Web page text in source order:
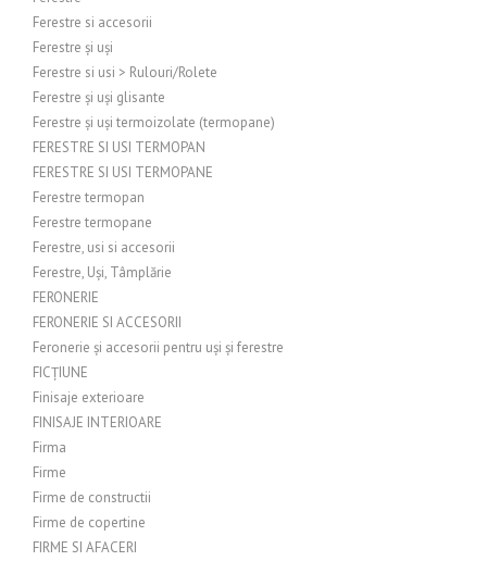
Ferestre si accesorii
Ferestre și uși
Ferestre si usi > Rulouri/Rolete
Ferestre și uși glisante
Ferestre și uși termoizolate (termopane)
FERESTRE SI USI TERMOPAN
FERESTRE SI USI TERMOPANE
Ferestre termopan
Ferestre termopane
Ferestre, usi si accesorii
Ferestre, Uși, Tâmplărie
FERONERIE
FERONERIE SI ACCESORII
Feronerie și accesorii pentru uși și ferestre
FICȚIUNE
Finisaje exterioare
FINISAJE INTERIOARE
Firma
Firme
Firme de constructii
Firme de copertine
FIRME SI AFACERI